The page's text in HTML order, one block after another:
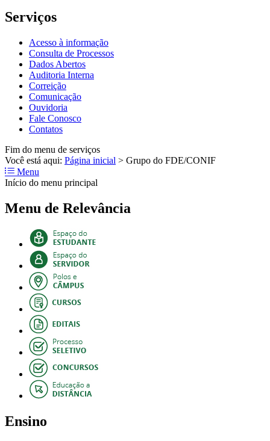
Serviços
Acesso à informação
Consulta de Processos
Dados Abertos
Auditoria Interna
Correição
Comunicação
Ouvidoria
Fale Conosco
Contatos
Fim do menu de serviços
Você está aqui: Página inicial > Grupo do FDE/CONIF
Menu
Início do menu principal
Menu de Relevância
Ensino